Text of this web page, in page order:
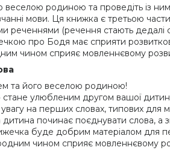
веселою родиною та проведіть із
мови. Ця книжка є третьою
реченнями (речення стають
про Бодя має сприяти
чином сприяє мовленнєвому
та його веселою родиною!
улюбленим другом вашої
на перших словах, типових для
дитина починає поєднувати слова,
буде добрим матеріалом для
чином сприяє мовленнєвому